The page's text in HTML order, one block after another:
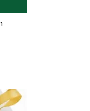
Anak
Selama